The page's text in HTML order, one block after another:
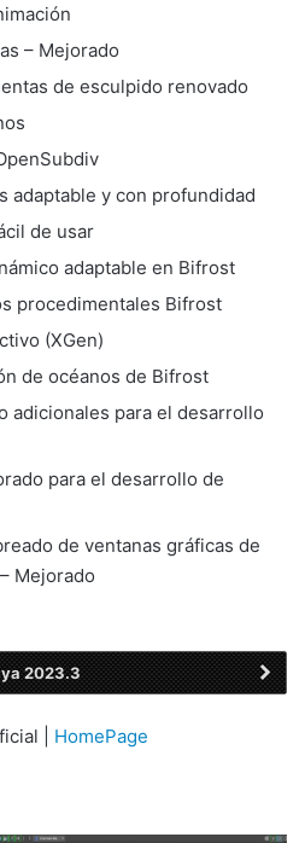
– Mejorado
de esculpido renovado
adaptable y con profundidad
de usar
adaptable en Bifrost
procedimentales Bifrost
(XGen)
de océanos de Bifrost
adicionales para el desarrollo
para el desarrollo de
de ventanas gráficas de
Mejorado
2023.3
| HomePage